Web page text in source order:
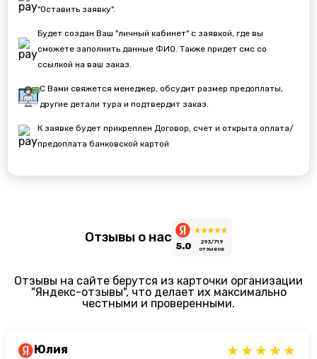
"Оставить заявку".
Будет создан Ваш "личный кабинет" с заявкой, где вы
сможете заполнить данные ФИО. Также придет смс со
ссылкой на ваш заказ.
С Вами свяжется менеджер, обсудит размер предоплаты,
другие детали тура и подтвердит заказ.
К заявке будет прикреплен Договор, счет и открыта оплата/
предоплата банковской картой
Отзывы о нас
5.0
293/719
отзывов
Отзывы на сайте берутся из карточки организации
"Яндекс-отзывы", что делает их максимально
честными и проверенными.
Юлия